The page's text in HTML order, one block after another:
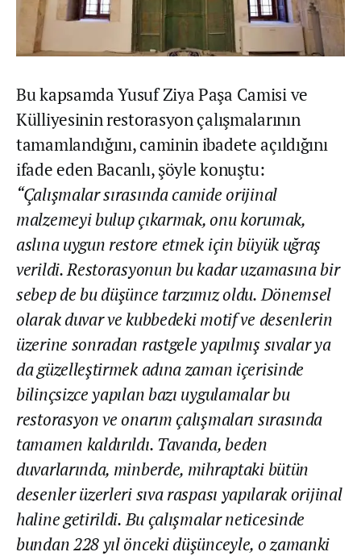
Bu kapsamda Yusuf Ziya Paşa Camisi ve
Külliyesinin restorasyon çalışmalarının
tamamlandığını, caminin ibadete açıldığını
ifade eden Bacanlı, şöyle konuştu:
“Çalışmalar sırasında camide orijinal
malzemeyi bulup çıkarmak, onu korumak,
aslına uygun restore etmek için büyük uğraş
verildi. Restorasyonun bu kadar uzamasına bir
sebep de bu düşünce tarzımız oldu. Dönemsel
olarak duvar ve kubbedeki motif ve desenlerin
üzerine sonradan rastgele yapılmış sıvalar ya
da güzelleştirmek adına zaman içerisinde
bilinçsizce yapılan bazı uygulamalar bu
restorasyon ve onarım çalışmaları sırasında
tamamen kaldırıldı. Tavanda, beden
duvarlarında, minberde, mihraptaki bütün
desenler üzerleri sıva raspası yapılarak orijinal
haline getirildi. Bu çalışmalar neticesinde
bundan 228 yıl önceki düşünceyle, o zamanki